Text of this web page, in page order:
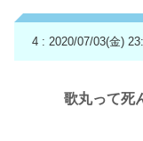
4 : 2020/07/03(金)
歌丸って死